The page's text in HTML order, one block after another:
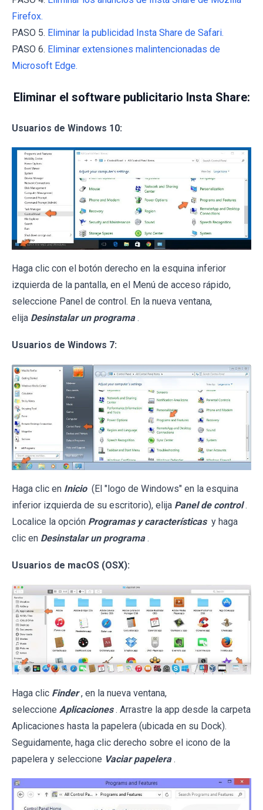
Firefox.
PASO 5. Eliminar la publicidad Insta Share de Safari.
PASO 6. Eliminar extensiones malintencionadas de
Microsoft Edge.
Eliminar el software publicitario Insta Share:
Usuarios de Windows 10:
Haga clic con el botón derecho en la esquina inferior
izquierda de la pantalla, en el Menú de acceso rápido,
seleccione Panel de control. En la nueva ventana,
elija Desinstalar un programa .
Usuarios de Windows 7:
Haga clic en Inicio (El "logo de Windows" en la esquina
inferior izquierda de su escritorio), elija Panel de control .
Localice la opción Programas y características y haga
clic en Desinstalar un programa .
Usuarios de macOS (OSX):
Haga clic Finder , en la nueva ventana,
seleccione Aplicaciones . Arrastre la app desde la carpeta
Aplicaciones hasta la papelera (ubicada en su Dock).
Seguidamente, haga clic derecho sobre el icono de la
papelera y seleccione Vaciar papelera .